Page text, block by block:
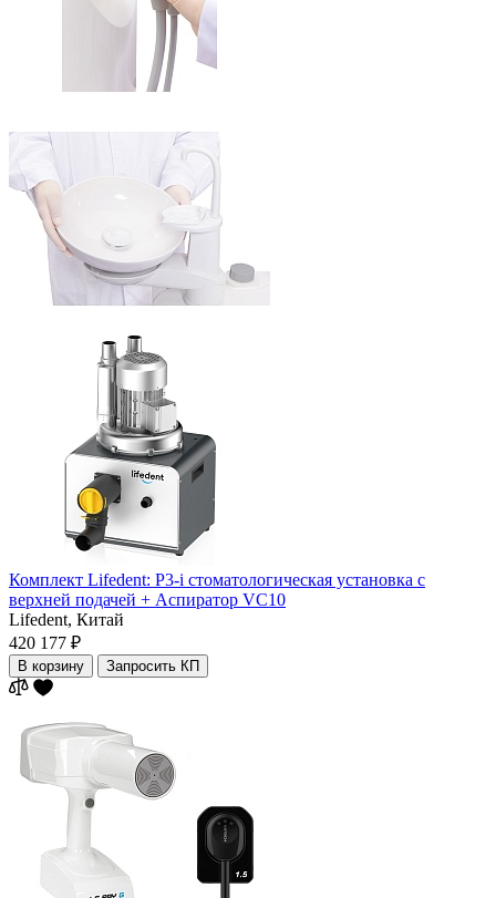
Комплект Lifedent: P3-i стоматологическая установка с
верхней подачей + Аспиратор VC10
Lifedent, Китай
420 177 ₽
В корзину Запросить КП